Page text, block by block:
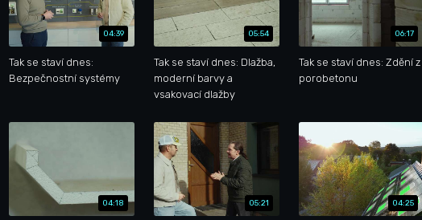
04:39
Tak se staví dnes:
Bezpečnostní systémy
05:54
Tak se staví dnes: Dlažba,
moderní barvy a
vsakovací dlažby
06:17
Tak se staví dnes: Zdění z
porobetonu
04:18 05:21 04:25